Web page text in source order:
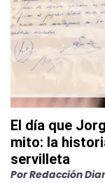
El día que
mito: la
servilleta
PorRedacción